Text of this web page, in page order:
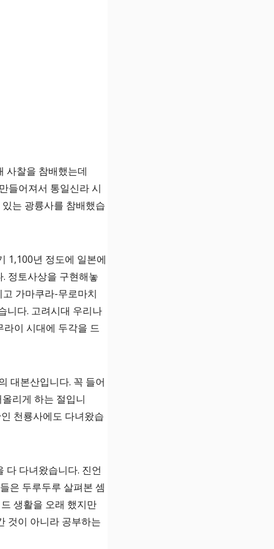
사찰을 참배했는데
들어져서 통일신라 시
는 광륭사를 참배했습
1,100년 정도에 일본에
정토사상을 구현해놓
가마쿠라-무로마치
니다. 고려시대 우리나
이 시대에 두각을 드
대본산입니다. 꼭 들어
리게 하는 절입니
천룡사에도 다녀왔습
다 다녀왔습니다. 진언
은 두루두루 살펴본 셈
생활을 오래 했지만
것이 아니라 공부하는